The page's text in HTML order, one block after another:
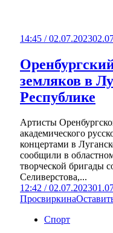
14:45 / 02.07.2023
земляков в
Республике
Артисты
академического
концертами в
сообщили в
творческой бригады
Селиверстова,...
12:42 / 02.07.2023
Просвиркина
Спорт